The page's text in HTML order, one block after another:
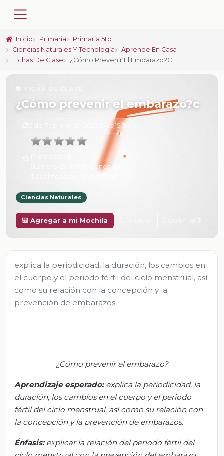
Inicio Primaria
Primaria 5to
Ciencias Naturales Y Tecnología
Aprende En Casa
Fichas De Clase
¿Cómo Prevenir El Embarazo?c
¿Cómo prevenir el embarazo?c
6 de Febrero de 2025 a las 15:39
Número de valoraciones:
Ciencias Naturales
🎒 Agregar a mi Mochila
explica la periodicidad, la duración, los cambios en
el cuerpo y el periodo fértil del ciclo menstrual, así
como su relación con la concepción y la
prevención de embarazos.
¿Cómo prevenir el embarazo?
Aprendizaje esperado: explica la periodicidad, la
duración, los cambios en el cuerpo y el periodo
fértil del ciclo menstrual, así como su relación con
la concepción y la prevención de embarazos.
Énfasis:explicar la relación del periodo fértil del